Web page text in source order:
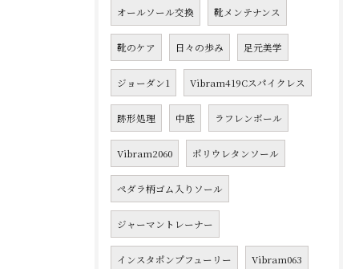
オールソール交換 靴メンテナンス
靴のケア 日々の歩み 足元美学
ジョーダン1 Vibram419Cスパイクレス
跡形処理 中底 ラフレンボール
Vibram2060 ポリウレタンソール
ペダラ柄ゴム入りソール
ジャーマントレーナー
インスタポンプフューリー Vibram063